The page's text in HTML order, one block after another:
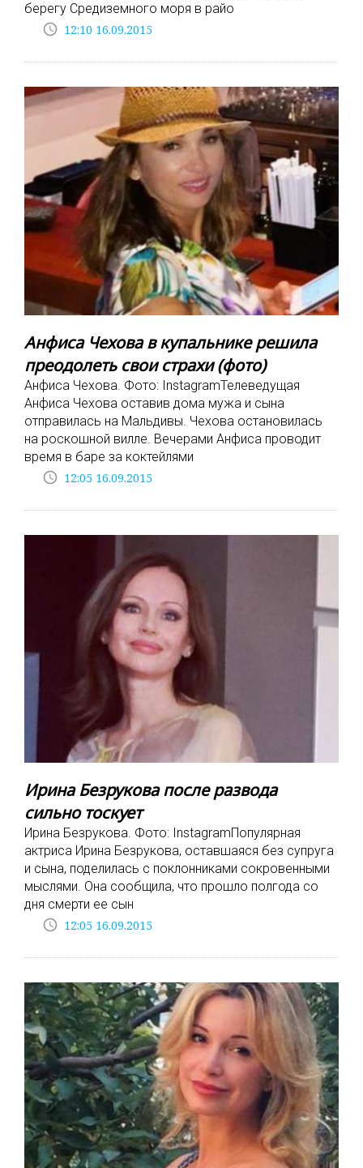
берегу Средиземного моря в райо
access_time 12:10 16.09.2015
Анфиса Чехова в купальнике решила
преодолеть свои страхи (фото)
Анфиса Чехова. Фото: InstagramТелеведущая
Анфиса Чехова оставив дома мужа и сына
отправилась на Мальдивы. Чехова остановилась
на роскошной вилле. Вечерами Анфиса проводит
время в баре за коктейлями
access_time 12:05 16.09.2015
Ирина Безрукова после развода
сильно тоскует
Ирина Безрукова. Фото: InstagramПопулярная
актриса Ирина Безрукова, оставшаяся без супруга
и сына, поделилась с поклонниками сокровенными
мыслями. Она сообщила, что прошло полгода со
дня смерти ее сын
access_time 12:05 16.09.2015